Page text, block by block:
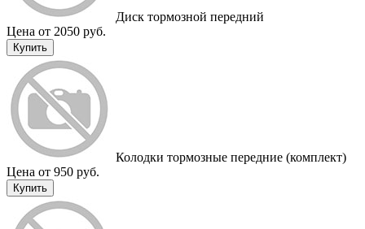
Диск тормозной передний
Цена от 2050 руб.
Купить
Колодки тормозные передние (комплект)
Цена от 950 руб.
Купить